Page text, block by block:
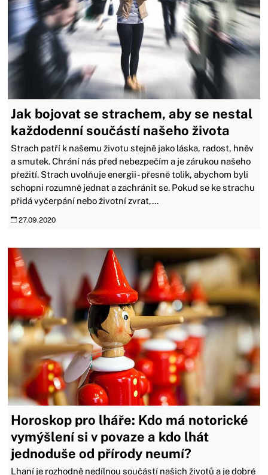
Jak bojovat se strachem, aby se nestal
každodenní součástí našeho života
Strach patří k našemu životu stejně jako láska, radost, hněv
a smutek. Chrání nás před nebezpečím a je zárukou našeho
přežití. Strach uvolňuje energii - přesně tolik, abychom byli
schopni rozumně jednat a zachránit se. Pokud se ke strachu
přidá vyčerpání nebo životní zvrat,...
27.09.2020
Horoskop pro lháře: Kdo má notorické
vymýšlení si v povaze a kdo lhát
jednoduše od přírody neumí?
Lhaní je rozhodně nedílnou součástí našich životů a je dobré